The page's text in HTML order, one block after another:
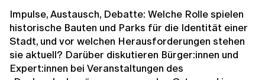
Impulse, Austausch, Debatte: Welche Rolle spielen
historische Bauten und Parks für die Identität einer
Stadt, und vor welchen Herausforderungen stehen
sie aktuell? Darüber diskutieren Bürger:innen und
Expert:innen bei Veranstaltungen des